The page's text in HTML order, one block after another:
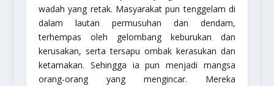
wadah yang retak. Masyarakat pun tenggelam di
dalam lautan permusuhan dan dendam,
terhempas oleh gelombang keburukan dan
kerusakan, serta tersapu ombak kerasukan dan
ketamakan. Sehingga ia pun menjadi mangsa
orang-orang yang mengincar. Mereka